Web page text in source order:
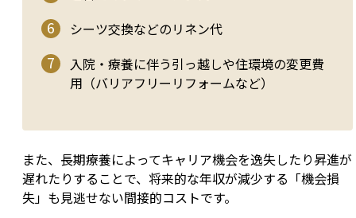
シーツ交換などのリネン代
入院・療養に伴う引っ越しや住環境の変更費
用（バリアフリーリフォームなど）
また、長期療養によってキャリア機会を逸失したり昇進が
遅れたりすることで、将来的な年収が減少する「機会損
失」も見逃せない間接的コストです。